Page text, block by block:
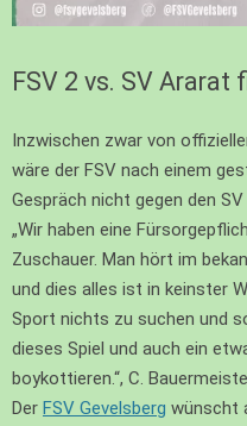
FSV 2 vs. SV
Inzwischen zwar von
wäre der FSV nach einem
Gespräch nicht gegen den
„Wir haben eine
Zuschauer. Man hört im
und dies alles ist in keinster
Sport nichts zu suchen und
dieses Spiel und auch ein
boykottieren.“, C.
Der FSV Gevelsberg wünscht